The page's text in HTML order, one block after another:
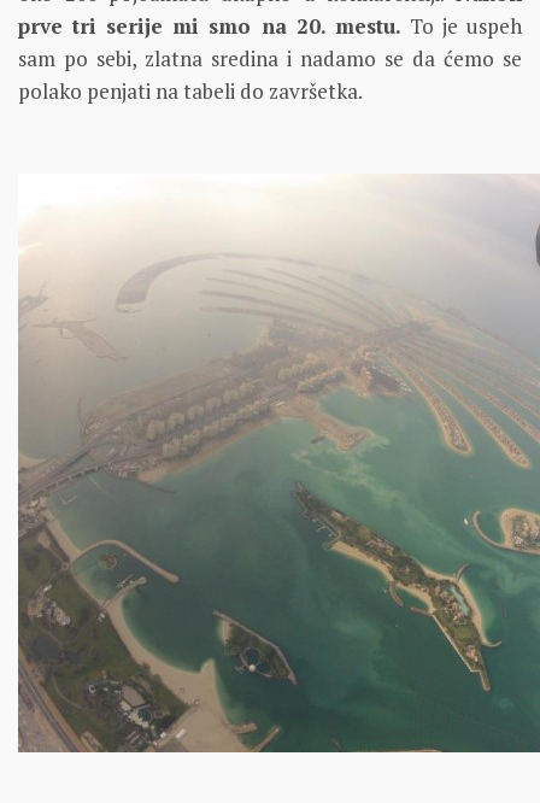
prve tri serije mi smo na 20. mestu. To je uspeh
sam po sebi, zlatna sredina i nadamo se da ćemo se
polako penjati na tabeli do završetka.